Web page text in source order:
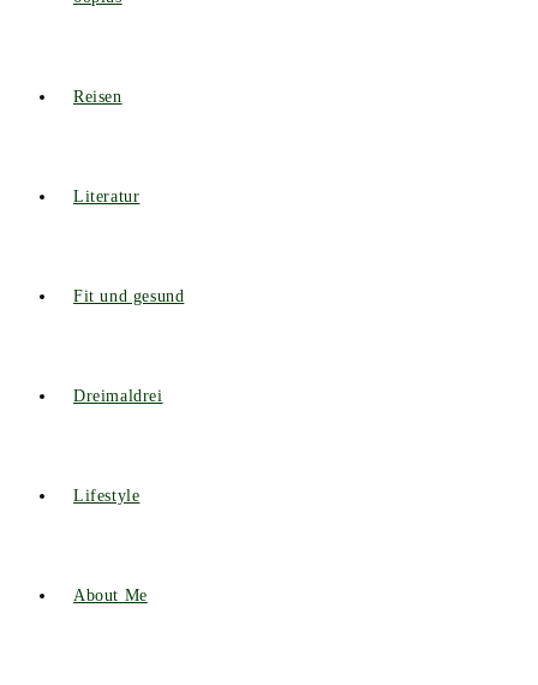
Reisen
Literatur
Fit und gesund
Dreimaldrei
Lifestyle
About Me